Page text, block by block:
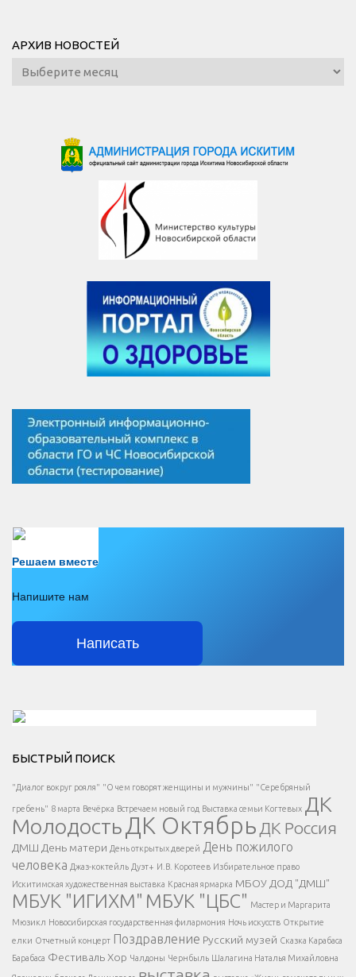
АРХИВ НОВОСТЕЙ
Архив
новостей
Решаем вместе
Напишите нам
Написать
Есть вопрос?
Напишите нам
</span >
Написать
</button >
</div >
</div > </div >
БЫСТРЫЙ ПОИСК
"Диалог вокруг рояля" "О чем говорят женщины и мужчины" "Серебряный
гребень" 8 марта Вечёрка Встречаем новый год Выставка семьи Когтевых ДК
МолодостьДК Октябрь ДК Россия
ДМШ День матери День открытых дверей День пожилого
человека Джаз-коктейль Дуэт+ И.В. Коротеев Избирательное право
Искитимская художественная выставка Красная ярмарка МБОУ ДОД "ДМШ"
МБУК "ИГИХМ" МБУК "ЦБС" Мастер и Маргарита
Мюзикл Новосибирская государственная филармония Ночь искусств Открытие
елки Отчетный концерт Поздравление Русский музей Сказка Карабаса
Барабаса Фестиваль Хор Чалдоны Чернбыль Шалагина Наталья Михайловна